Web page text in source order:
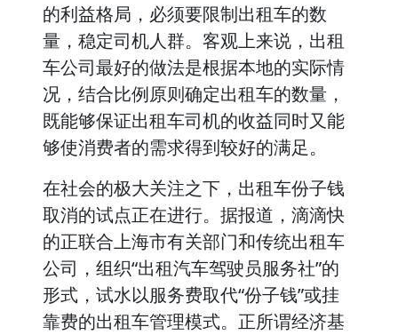
的利益格局，必须要限制出租车的数
量，稳定司机人群。客观上来说，出租
车公司最好的做法是根据本地的实际情
况，结合比例原则确定出租车的数量，
既能够保证出租车司机的收益同时又能
够使消费者的需求得到较好的满足。
在社会的极大关注之下，出租车份子钱
取消的试点正在进行。据报道，滴滴快
的正联合上海市有关部门和传统出租车
公司，组织“出租汽车驾驶员服务社”的
形式，试水以服务费取代“份子钱”或挂
靠费的出租车管理模式。正所谓经济基